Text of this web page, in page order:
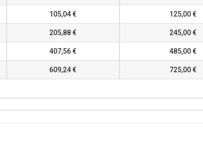
105,04 € 125,00 €
205,88 € 245,00 €
407,56 € 485,00 €
609,24 € 725,00 €